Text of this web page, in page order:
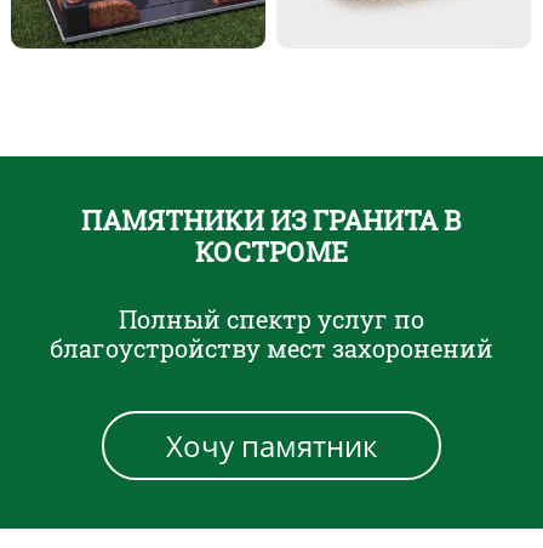
ПАМЯТНИКИ ИЗ ГРАНИТА В
КОСТРОМЕ
Полный спектр услуг по
благоустройству мест захоронений
Хочу памятник